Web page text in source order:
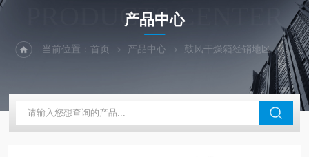
PRODUCTS CENTER
产品中心
当前位置：首页 产品中心 鼓风干燥箱经销地区 广